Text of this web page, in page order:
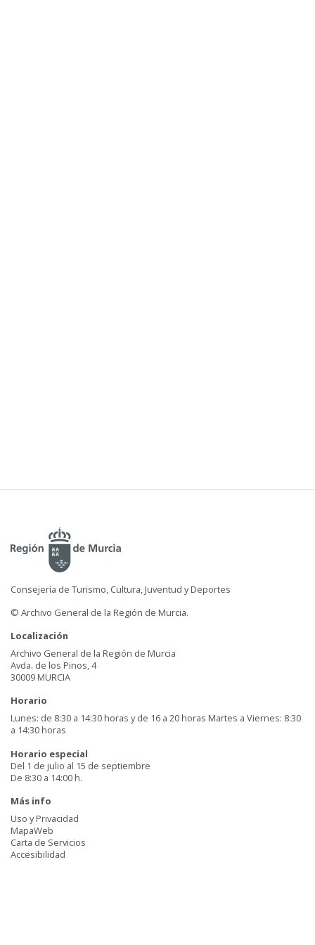
Consejería de Turismo, Cultura, Juventud y Deportes
© Archivo General de la Región de Murcia.
Localización
Archivo General de la Región de Murcia
Avda. de los Pinos, 4
30009 MURCIA
Horario
Lunes: de 8:30 a 14:30 horas y de 16 a 20 horas Martes a Viernes: 8:30
a 14:30 horas
Horario especial
Del 1 de julio al 15 de septiembre
De 8:30 a 14:00 h.
Más info
Uso y Privacidad
MapaWeb
Carta de Servicios
Accesibilidad